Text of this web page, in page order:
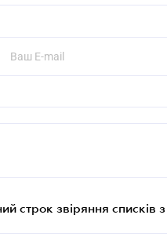
строк звіряння списків